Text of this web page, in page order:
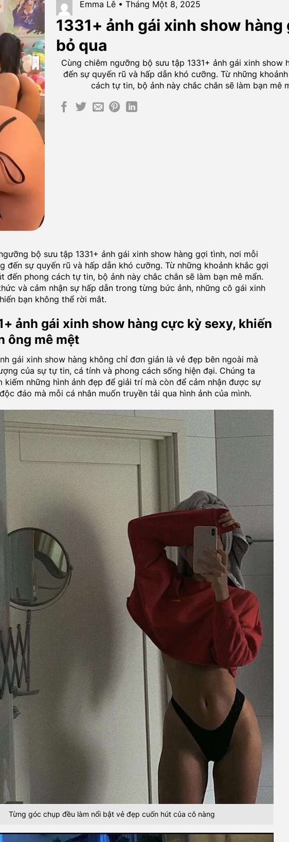
Emma Lê • Tháng Một 8, 2025
1331+ ảnh gái xinh show
bỏ qua
Cùng chiêm ngưỡng bộ sưu tập 1331+ ảnh gái xinh show
đến sự quyến rũ và hấp dẫn khó cưỡng. Từ những
cách tự tin, bộ ảnh này chắc chắn sẽ làm bạn mê
bộ sưu tập 1331+ ảnh gái xinh show hàng gợi tình, nơi mỗi
đến sự quyến rũ và hấp dẫn khó cưỡng. Từ những khoảnh khắc gợi
đến phong cách tự tin, bộ ảnh này chắc chắn sẽ làm bạn mê mẩn.
và cảm nhận sự hấp dẫn trong từng bức ảnh, những cô gái xinh
bạn không thể rời mắt.
ảnh gái xinh show hàng cực kỳ sexy, khiến
ông mê mệt
gái xinh show hàng không chỉ đơn giản là vẻ đẹp bên ngoài mà
của sự tự tin, cá tính và phong cách sống hiện đại. Chúng ta
kiếm những hình ảnh đẹp để giải trí mà còn để cảm nhận được sự
đáo mà mỗi cá nhân muốn truyền tải qua hình ảnh của mình.
Từng góc chụp đều làm nổi bật vẻ đẹp cuốn hút của cô nàng